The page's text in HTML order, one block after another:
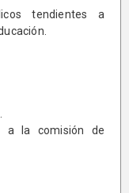
tendientes a
a la comisión de